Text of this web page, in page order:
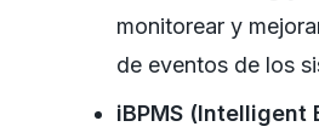
monitorear y
de eventos de los
iBPMS (Intelligent